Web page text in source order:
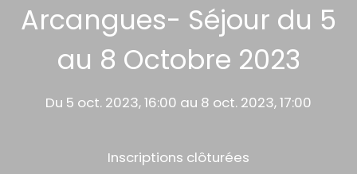
Arcangues- Séjour du 5
au 8 Octobre 2023
Du 5 oct. 2023, 16:00 au 8 oct. 2023, 17:00
Inscriptions clôturées